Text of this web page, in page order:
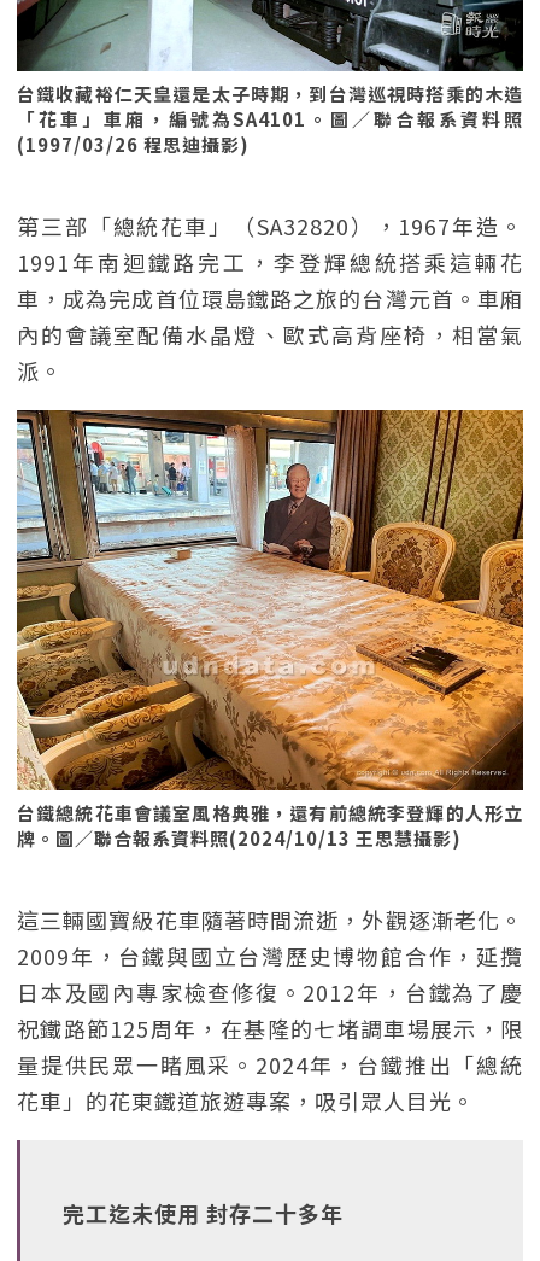
台鐵收藏裕仁天皇還是太子時期，到台灣巡視時搭乘的木造
「花車」車廂，編號為SA4101。圖／聯合報系資料照
(1997/03/26 程思迪攝影)
第三部「總統花車」（SA32820），1967年造。
1991年南迴鐵路完工，李登輝總統搭乘這輛花
車，成為完成首位環島鐵路之旅的台灣元首。車廂
內的會議室配備水晶燈、歐式高背座椅，相當氣
派。
台鐵總統花車會議室風格典雅，還有前總統李登輝的人形立
牌。圖／聯合報系資料照(2024/10/13 王思慧攝影)
這三輛國寶級花車隨著時間流逝，外觀逐漸老化。
2009年，台鐵與國立台灣歷史博物館合作，延攬
日本及國內專家檢查修復。2012年，台鐵為了慶
祝鐵路節125周年，在基隆的七堵調車場展示，限
量提供民眾一睹風采。2024年，台鐵推出「總統
花車」的花東鐵道旅遊專案，吸引眾人目光。
完工迄未使用 封存二十多年